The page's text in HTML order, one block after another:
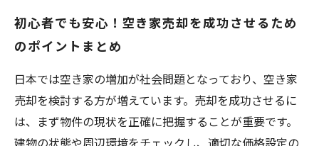
初心者でも安心！空き家売却を成功させるため
のポイントまとめ
日本では空き家の増加が社会問題となっており、空き家
売却を検討する方が増えています。売却を成功させるに
は、まず物件の現状を正確に把握することが重要です。
建物の状態や周辺環境をチェックし、適切な価格設定の